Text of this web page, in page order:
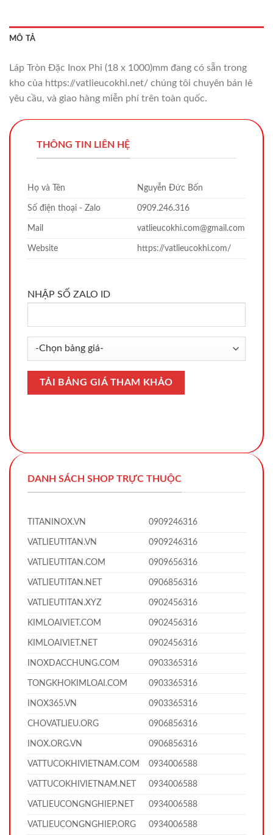
MÔ TẢ
Láp Tròn Đặc Inox Phi (18 x 1000)mm đang có sẵn trong
kho của https://vatlieucokhi.net/ chúng tôi chuyên bán lẻ
yêu cầu, và giao hàng miễn phí trên toàn quốc.
THÔNG TIN LIÊN HỆ
Họ và Tên Nguyễn Đức Bốn
Số điện thoại - Zalo 0909.246.316
Mail vatlieucokhi.com@gmail.com
Website https://vatlieucokhi.com/
NHẬP SỐ ZALO ID
DANH SÁCH SHOP TRỰC THUỘC
TITANINOX.VN 0909246316
VATLIEUTITAN.VN 0909246316
VATLIEUTITAN.COM 0909656316
VATLIEUTITAN.NET 0906856316
VATLIEUTITAN.XYZ 0902456316
KIMLOAIVIET.COM 0902456316
KIMLOAIVIET.NET 0902456316
INOXDACCHUNG.COM 0903365316
TONGKHOKIMLOAI.COM 0903365316
INOX365.VN 0903365316
CHOVATLIEU.ORG 0906856316
INOX.ORG.VN 0906856316
VATTUCOKHIVIETNAM.COM 0934006588
VATTUCOKHIVIETNAM.NET 0934006588
VATLIEUCONGNGHIEP.NET 0934006588
VATLIEUCONGNGHIEP.ORG 0934006588